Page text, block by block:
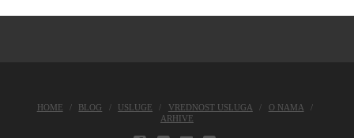
HOME BLOG USLUGE VREDNOST USLUGA
O NAMA
ARHIVE